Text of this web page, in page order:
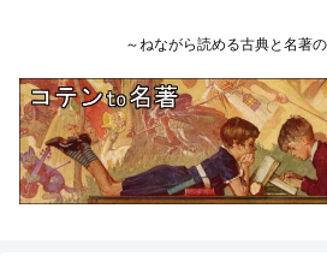
～ねながら読める古典と名著